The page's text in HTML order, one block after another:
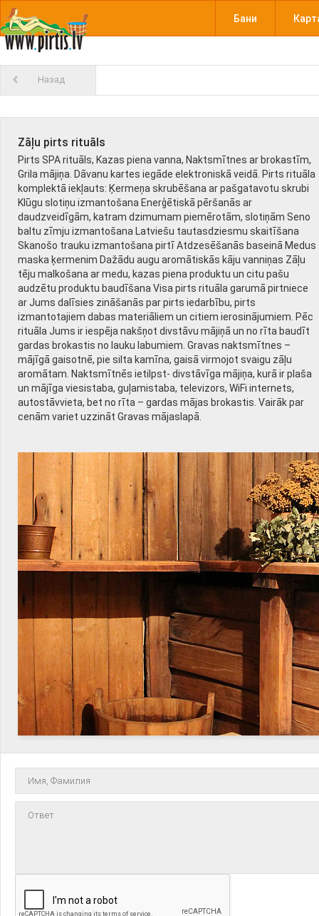
Бани
Назад
Zāļu pirts rituāls
Pirts SPA rituāls, Kazas piena vanna, Naktsmītnes ar brokastīm,
Grila mājiņa. Dāvanu kartes iegāde elektroniskā veidā. Pirts rituāla
komplektā iekļauts: Ķermeņa skrubēšana ar pašgatavotu skrubi
Klūgu slotiņu izmantošana Enerģētiskā pēršanās ar
daudzveidīgām, katram dzimumam piemērotām, slotiņām Seno
baltu zīmju izmantošana Latviešu tautasdziesmu skaitīšana
Skanošo trauku izmantošana pirtī Atdzesēšanās baseinā Medus
maska ķermenim Dažādu augu aromātiskās kāju vanniņas Zāļu
tēju malkošana ar medu, kazas piena produktu un citu pašu
audzētu produktu baudīšana Visa pirts rituāla garumā pirtniece
ar Jums dalīsies zināšanās par pirts iedarbību, pirts
izmantotajiem dabas materiāliem un citiem ierosinājumiem. Pēc
rituāla Jums ir iespēja nakšņot divstāvu mājiņā un no rīta baudīt
gardas brokastis no lauku labumiem. Gravas naktsmītnes –
mājīgā gaisotnē, pie silta kamīna, gaisā virmojot svaigu zāļu
aromātam. Naktsmītnēs ietilpst- divstāvīga mājiņa, kurā ir plaša
un mājīga viesistaba, guļamistaba, televizors, WiFi internets,
autostāvvieta, bet no rīta – gardas mājas brokastis. Vairāk par
cenām variet uzzināt Gravas mājaslapā.